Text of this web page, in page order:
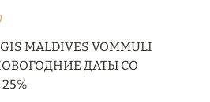
MALDIVES VOMMULI
НОВОГОДНИЕ ДАТЫ СО